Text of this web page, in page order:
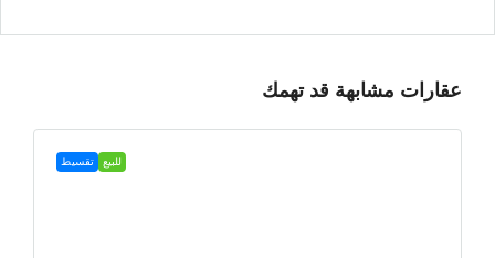
عقارات مشابهة قد تهمك
للبيع تقسيط